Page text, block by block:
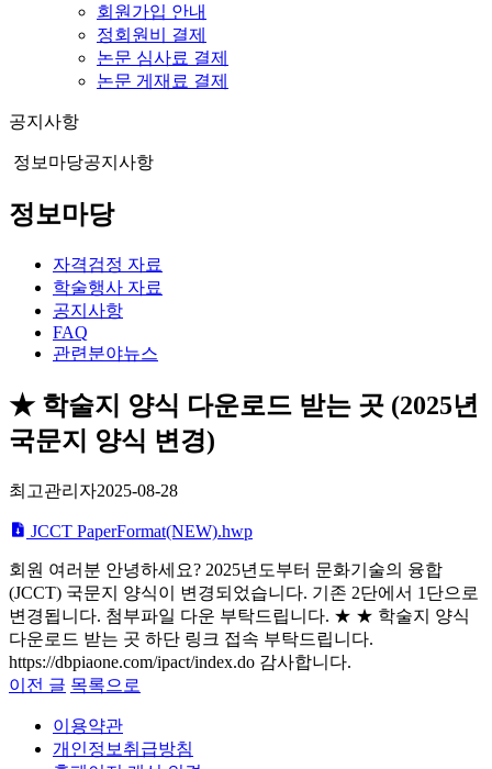
회원가입 안내
정회원비 결제
논문 심사료 결제
논문 게재료 결제
공지사항
정보마당공지사항
정보마당
자격검정 자료
학술행사 자료
공지사항
FAQ
관련분야뉴스
★ 학술지 양식 다운로드 받는 곳 (2025년
국문지 양식 변경)
최고관리자2025-08-28
JCCT PaperFormat(NEW).hwp
회원 여러분 안녕하세요? 2025년도부터 문화기술의 융합
(JCCT) 국문지 양식이 변경되었습니다. 기존 2단에서 1단으로
변경됩니다. 첨부파일 다운 부탁드립니다. ★ ★ 학술지 양식
다운로드 받는 곳 하단 링크 접속 부탁드립니다.
https://dbpiaone.com/ipact/index.do 감사합니다.
이전 글 목록으로
이용약관
개인정보취급방침